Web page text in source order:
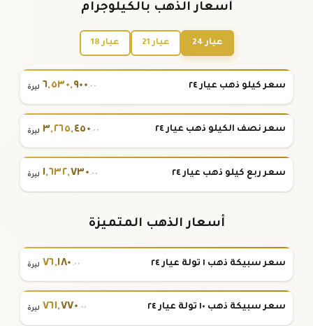
أسعار الذهب بالكيلوجرام
عيار 24 عيار 21 عيار 18
سعر كيلو ذهب عيار ٢٤ ٦,٥٣٠,٩٠٠.٠٠ ليرة
سعر نصف الكيلو ذهب عيار ٢٤ ٣,٢٦٥,٤٥٠.٠٠ ليرة
سعر ربع كيلو ذهب عيار ٢٤ ١,٦٣٢,٧٣٠.٠٠ ليرة
أسعار الذهب المتميزة
سعر سبيكة ذهب ١ تولة عيار ٢٤ ٧٦,١٨٠ .٠٠ ليرة
سعر سبيكة ذهب ١٠ تولة عيار ٢٤ ٧٦١,٧٧٠.٠٠ ليرة